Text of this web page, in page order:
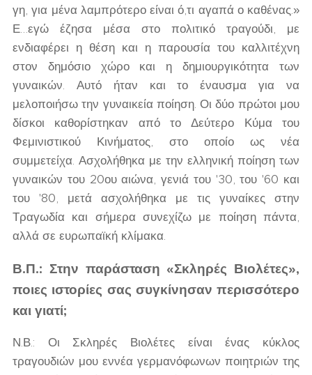
γη, για μένα λαμπρότερο είναι ό,τι αγαπά ο καθένας.»
Ε…εγώ έζησα μέσα στο πολιτικό τραγούδι, με
ενδιαφέρει η θέση και η παρουσία του καλλιτέχνη
στον δημόσιο χώρο και η δημιουργικότητα των
γυναικών. Αυτό ήταν και το έναυσμα για να
μελοποιήσω την γυναικεία ποίηση. Οι δύο πρώτοι μου
δίσκοι καθορίστηκαν από το Δεύτερο Κύμα του
Φεμινιστικού Κινήματος, στο οποίο ως νέα
συμμετείχα. Ασχολήθηκα με την ελληνική ποίηση των
γυναικών του 20ου αιώνα, γενιά του '30, του '60 και
του '80, μετά ασχολήθηκα με τις γυναίκες στην
Τραγωδία και σήμερα συνεχίζω με ποίηση πάντα,
αλλά σε ευρωπαϊκή κλίμακα.
Β.Π.: Στην παράσταση «Σκληρές Βιολέτες»,
ποιες ιστορίες σας συγκίνησαν περισσότερο
και γιατί;
Ν.Β.: Οι Σκληρές Βιολέτες είναι ένας κύκλος
τραγουδιών μου εννέα γερμανόφωνων ποιητριών της